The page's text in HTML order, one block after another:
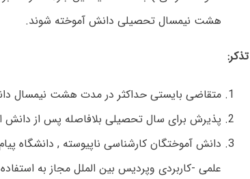
هشت نیمسال تحصیلی دانش آموخته شوند.
تذکر:
متقاضی بایستی حداکثر در مدت هشت نیمسال
پذیرش برای سال تحصیلی بلافاصله پس از دانش
دانش آموختگان کارشناسی ناپیوسته , دانشگاه
علمی -کاربردی وپردیس بین الملل مجاز به